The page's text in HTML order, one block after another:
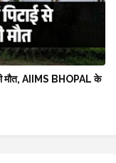
मौत, AIIMS BHOPAL के